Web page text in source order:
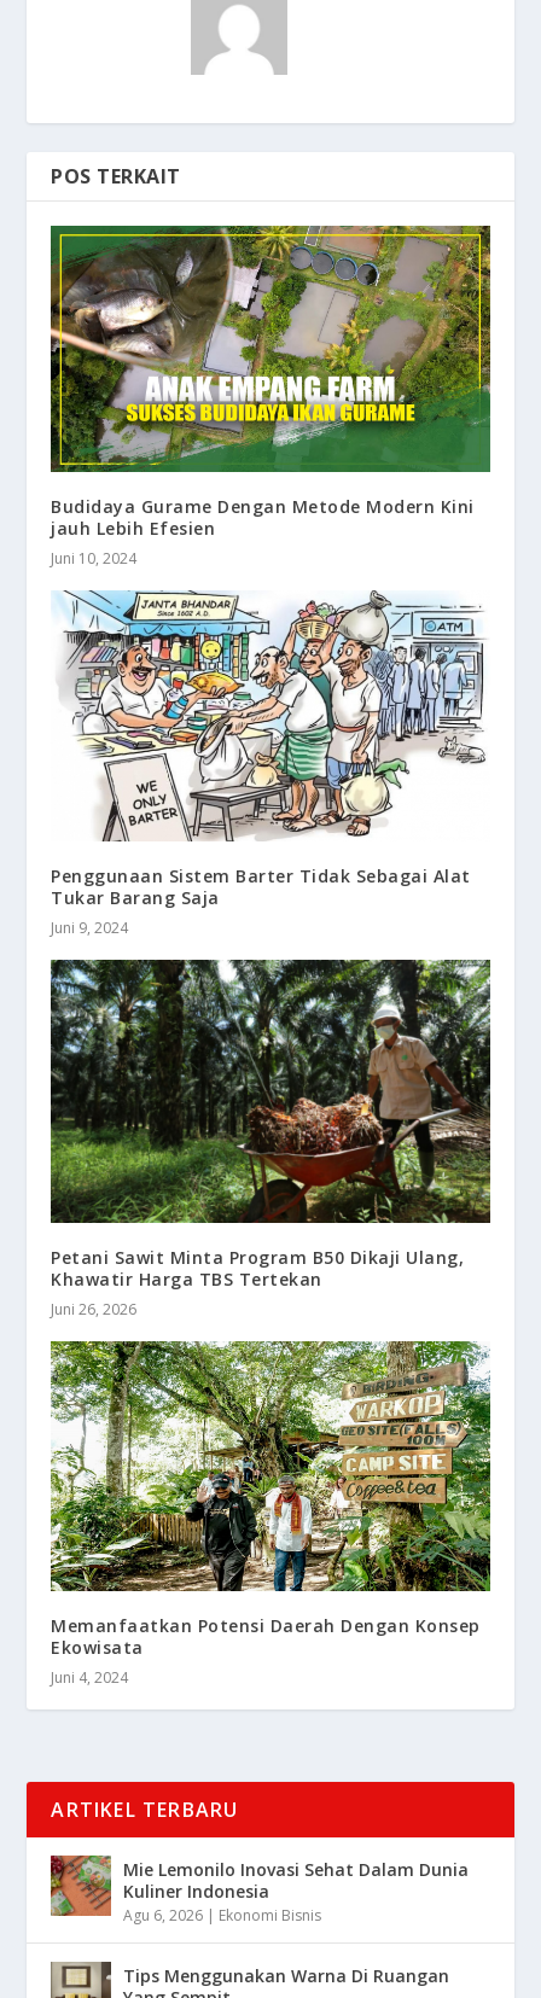
POS TERKAIT
Budidaya Gurame Dengan Metode Modern Kini
jauh Lebih Efesien
Juni 10, 2024
Penggunaan Sistem Barter Tidak Sebagai Alat
Tukar Barang Saja
Juni 9, 2024
Petani Sawit Minta Program B50 Dikaji Ulang,
Khawatir Harga TBS Tertekan
Juni 26, 2026
Memanfaatkan Potensi Daerah Dengan Konsep
Ekowisata
Juni 4, 2024
ARTIKEL TERBARU
Mie Lemonilo Inovasi Sehat Dalam Dunia
Kuliner Indonesia
Agu 6, 2026 | Ekonomi Bisnis
Tips Menggunakan Warna Di Ruangan